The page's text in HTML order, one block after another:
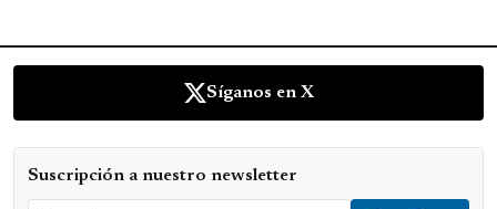
Síganos en X
Suscripción a nuestro newsletter